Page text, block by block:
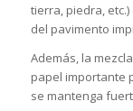
tierra, piedra,
del pavimento
Además, la
papel importante
se mantenga